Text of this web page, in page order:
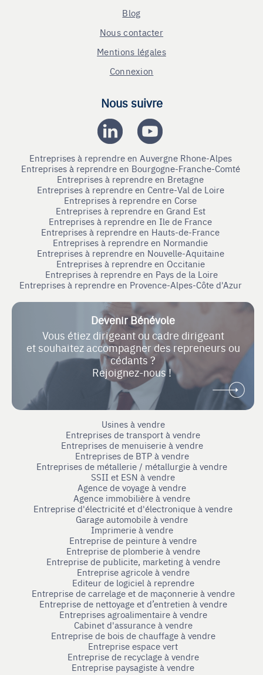
Blog
Nous contacter
Mentions légales
Connexion
Nous suivre
Entreprises à reprendre en Auvergne Rhone-Alpes
Entreprises à reprendre en Bourgogne-Franche-Comté
Entreprises à reprendre en Bretagne
Entreprises à reprendre en Centre-Val de Loire
Entreprises à reprendre en Corse
Entreprises à reprendre en Grand Est
Entreprises à reprendre en Ile de France
Entreprises à reprendre en Hauts-de-France
Entreprises à reprendre en Normandie
Entreprises à reprendre en Nouvelle-Aquitaine
Entreprises à reprendre en Occitanie
Entreprises à reprendre en Pays de la Loire
Entreprises à reprendre en Provence-Alpes-Côte d'Azur
Devenir Bénévole
Vous étiez dirigeant ou cadre dirigeant
et souhaitez accompagner des repreneurs ou
cédants ?
Rejoignez-nous !
Usines à vendre
Entreprises de transport à vendre
Entreprises de menuiserie à vendre
Entreprises de BTP à vendre
Entreprises de métallerie / métallurgie à vendre
SSII et ESN à vendre
Agence de voyage à vendre
Agence immobilière à vendre
Entreprise d'électricité et d'électronique à vendre
Garage automobile à vendre
Imprimerie à vendre
Entreprise de peinture à vendre
Entreprise de plomberie à vendre
Entreprise de publicite, marketing à vendre
Entreprise agricole à vendre
Editeur de logiciel à reprendre
Entreprise de carrelage et de maçonnerie à vendre
Entreprise de nettoyage et d’entretien à vendre
Entreprises agroalimentaire à vendre
Cabinet d'assurance à vendre
Entreprise de bois de chauffage à vendre
Entreprise espace vert
Entreprise de recyclage à vendre
Entreprise paysagiste à vendre